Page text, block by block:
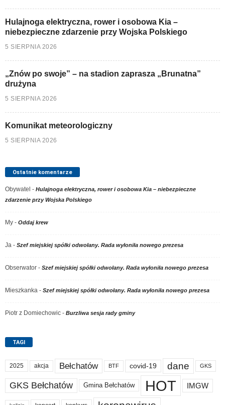
Hulajnoga elektryczna, rower i osobowa Kia –
niebezpieczne zdarzenie przy Wojska Polskiego
5 SIERPNIA 2026
„Znów po swoje” – na stadion zaprasza „Brunatna”
drużyna
5 SIERPNIA 2026
Komunikat meteorologiczny
5 SIERPNIA 2026
Ostatnie komentarze
Obywatel - Hulajnoga elektryczna, rower i osobowa Kia – niebezpieczne
zdarzenie przy Wojska Polskiego
My - Oddaj krew
Ja - Szef miejskiej spółki odwołany. Rada wyłoniła nowego prezesa
Obserwator - Szef miejskiej spółki odwołany. Rada wyłoniła nowego prezesa
Mieszkanka - Szef miejskiej spółki odwołany. Rada wyłoniła nowego prezesa
Piotr z Domiechowic - Burzliwa sesja rady gminy
TAGI
2025 akcja Bełchatów BTF covid-19 dane GKS
GKS Bełchatów Gmina Bełchatów HOT IMGW